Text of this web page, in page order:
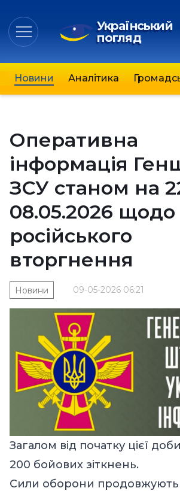
Український
погляд
Новини Аналітика
Оперативна
інформація
ЗСУ станом на
08.05.2026 щодо
російського
вторгнення
09-05-2026 06:21
Новини
Загалом від початку цієї
200 бойових зіткнень.
Сили оборони продовжують